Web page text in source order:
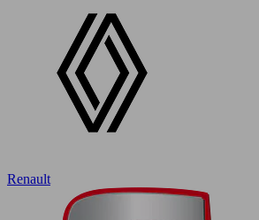
Renault